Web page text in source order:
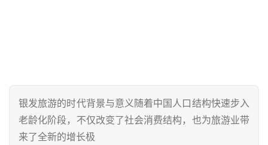
银发旅游的时代背景与意义随着中国人口结构快速步入
老龄化阶段，不仅改变了社会消费结构，也为旅游业带
来了全新的增长极